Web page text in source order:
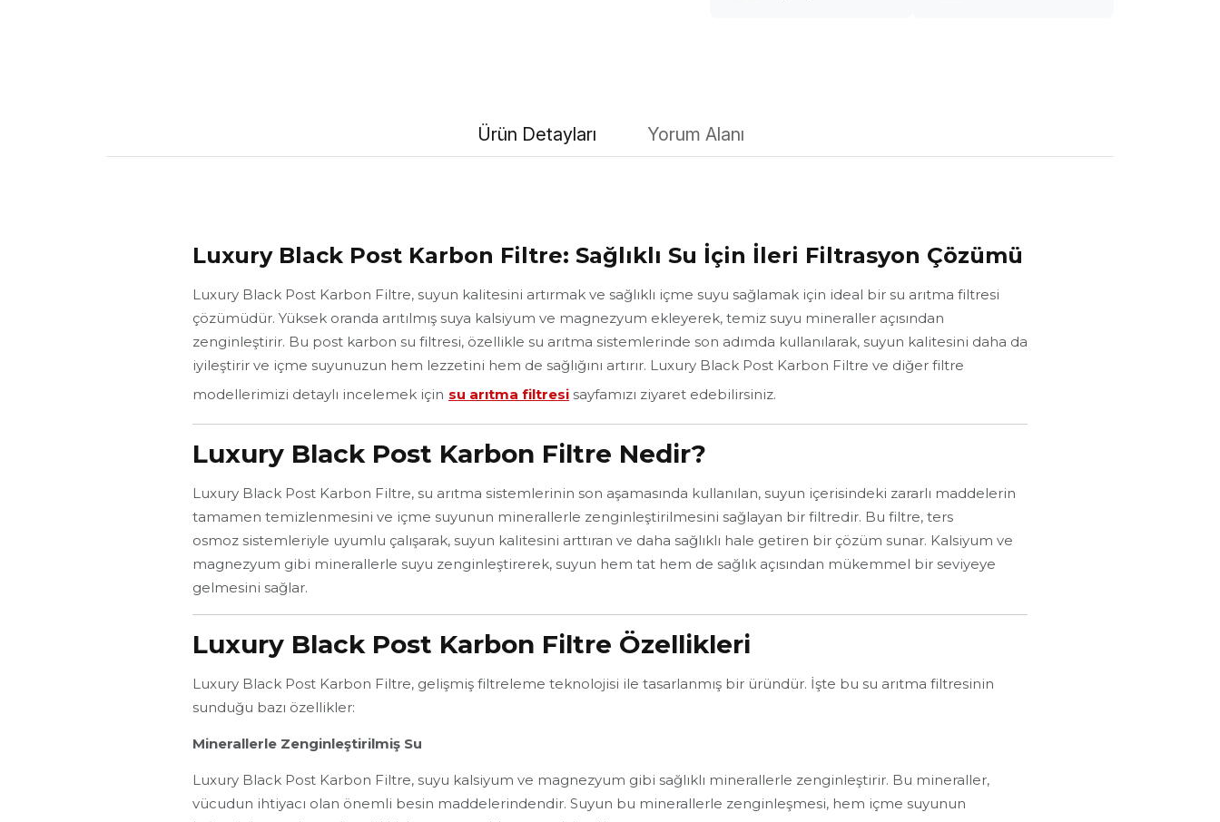
Ürün Detayları Yorum Alanı
Luxury Black Post Karbon Filtre: Sağlıklı Su İçin İleri Filtrasyon Çözümü
Luxury Black Post Karbon Filtre, suyun kalitesini artırmak ve sağlıklı içme suyu sağlamak için ideal bir su arıtma filtresi
çözümüdür. Yüksek oranda arıtılmış suya kalsiyum ve magnezyum ekleyerek, temiz suyu mineraller açısından
zenginleştirir. Bu post karbon su filtresi, özellikle su arıtma sistemlerinde son adımda kullanılarak, suyun kalitesini daha da
iyileştirir ve içme suyunuzun hem lezzetini hem de sağlığını artırır. Luxury Black Post Karbon Filtre ve diğer filtre
modellerimizi detaylı incelemek için su arıtma filtresi sayfamızı ziyaret edebilirsiniz.
Luxury Black Post Karbon Filtre Nedir?
Luxury Black Post Karbon Filtre, su arıtma sistemlerinin son aşamasında kullanılan, suyun içerisindeki zararlı maddelerin
tamamen temizlenmesini ve içme suyunun minerallerle zenginleştirilmesini sağlayan bir filtredir. Bu filtre, ters
osmoz sistemleriyle uyumlu çalışarak, suyun kalitesini arttıran ve daha sağlıklı hale getiren bir çözüm sunar. Kalsiyum ve
magnezyum gibi minerallerle suyu zenginleştirerek, suyun hem tat hem de sağlık açısından mükemmel bir seviyeye
gelmesini sağlar.
Luxury Black Post Karbon Filtre Özellikleri
Luxury Black Post Karbon Filtre, gelişmiş filtreleme teknolojisi ile tasarlanmış bir üründür. İşte bu su arıtma filtresinin
sunduğu bazı özellikler:
Minerallerle Zenginleştirilmiş Su
Luxury Black Post Karbon Filtre, suyu kalsiyum ve magnezyum gibi sağlıklı minerallerle zenginleştirir. Bu mineraller,
vücudun ihtiyacı olan önemli besin maddelerindendir. Suyun bu minerallerle zenginleşmesi, hem içme suyunun